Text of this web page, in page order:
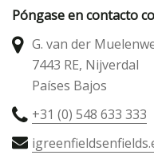
Póngase en contacto
G. van der
7443 RE, Nijverdal
Países Bajos
+31 (0) 548 633 333